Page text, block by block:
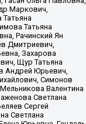
Маркович,
Татьяна
Рачинский Ян
Дмитриевич,
Захарова
Щур Татьяна
Андрей Юрьевич,
Симонов
Валентина
Светлана
Сергей
Светлана